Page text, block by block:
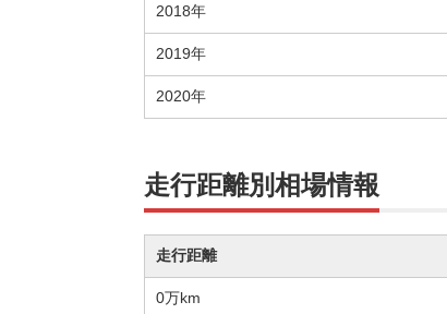
2018年
2019年
2020年
走行距離別相場情報
走行距離
0万km